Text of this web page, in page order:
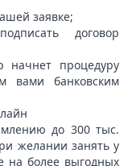
заявке;
договор
начнет процедуру
вами банковским
до 300 тыс.
желании занять у
на более выгодных